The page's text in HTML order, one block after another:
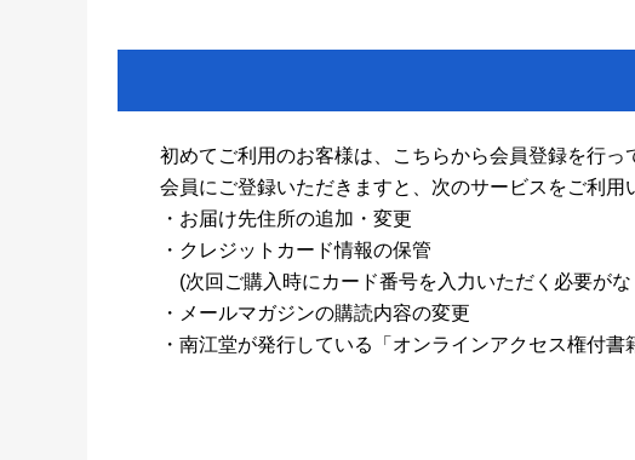
初めてご利用のお客様は、こちらから会員登録を行っ
会員にご登録いただきますと、次のサービスをご利用
・お届け先住所の追加・変更
・クレジットカード情報の保管
(次回ご購入時にカード番号を入力いただく必要がな
・メールマガジンの購読内容の変更
・南江堂が発行している「オンラインアクセス権付書